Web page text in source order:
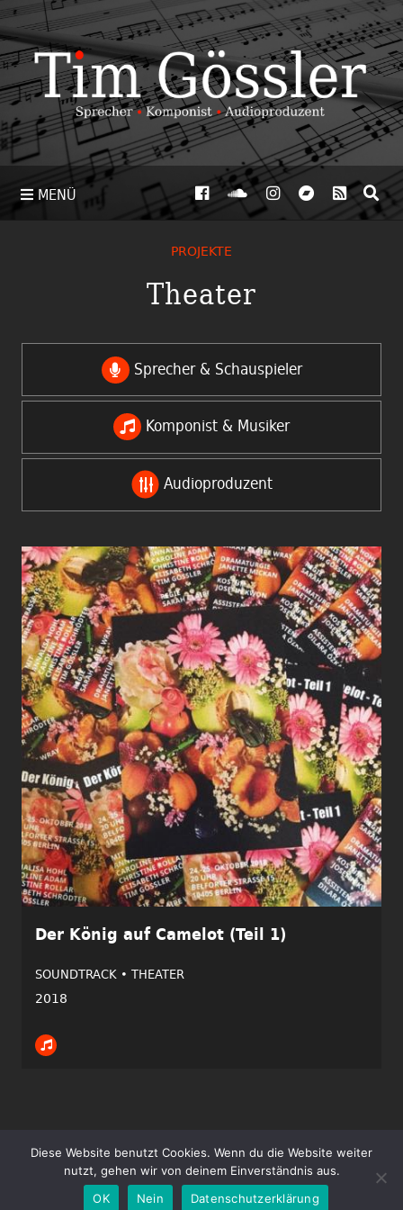
MENÜ
PROJEKTE
Theater
Sprecher & Schauspieler
Komponist & Musiker
Audioproduzent
Der König auf Camelot (Teil 1)
SOUNDTRACK •THEATER
2018
Copyright ©2026 Tim Gössler | Alle Rechte vorbehalten.
Impressum
Datenschutz
Diese Website benutzt Cookies. Wenn du die Website weiter
nutzt, gehen wir von deinem Einverständnis aus.
OK
Nein Datenschutzerklärung